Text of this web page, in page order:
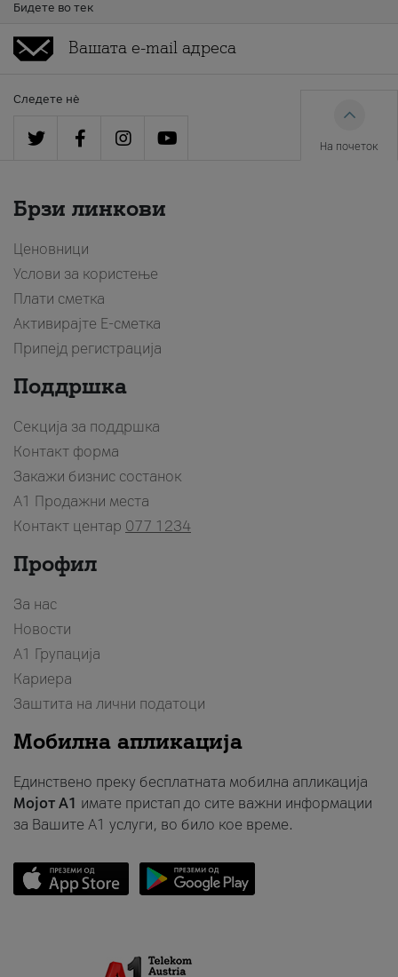
Бидете во тек
Следете нè
На почеток
Брзи линкови
Ценовници
Услови за користење
Плати сметка
Активирајте Е-сметка
Припејд регистрација
Поддршка
Секција за поддршка
Контакт форма
Закажи бизнис состанок
A1 Продажни места
Контакт центар 077 1234
Профил
За нас
Новости
А1 Групација
Кариера
Заштита на лични податоци
Мобилна апликација
Единствено преку бесплатната мобилна апликација
Мојот A1 имате пристап до сите важни информации
за Вашите A1 услуги, во било кое време.